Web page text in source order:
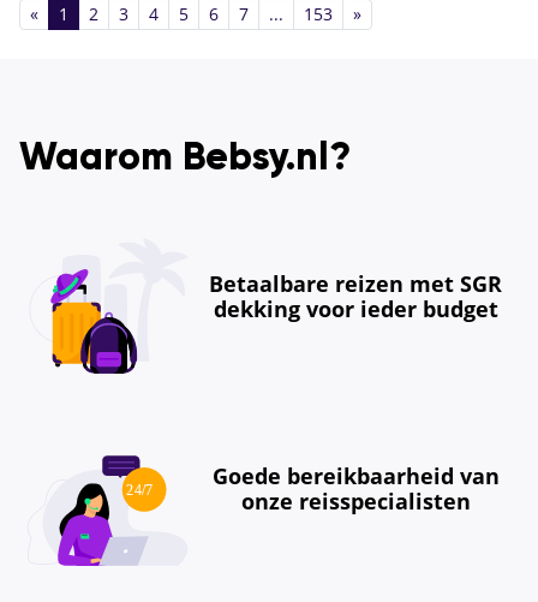
« 1 2 3 4 5 6 7 ... 153 »
Waarom Bebsy.nl?
Betaalbare reizen met SGR
dekking voor ieder budget
Goede bereikbaarheid van
onze reisspecialisten